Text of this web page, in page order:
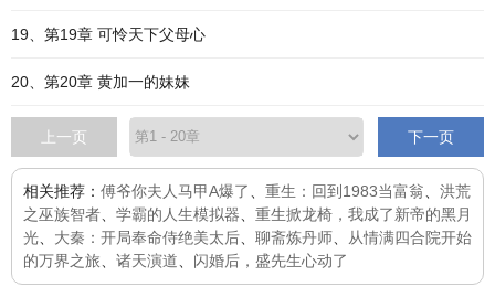
19、第19章 可怜天下父母心
20、第20章 黄加一的妹妹
上一页 下一页
相关推荐： 傅爷你夫人马甲A爆了 重生：回到1983当富翁
洪荒
之巫族智者
学霸的人生模拟器
重生掀龙椅，我成了新帝的黑月
光
大秦：开局奉命侍绝美太后 聊斋炼丹师
从情满四合院开始
的万界之旅
诸天演道 闪婚后，盛先生心动了